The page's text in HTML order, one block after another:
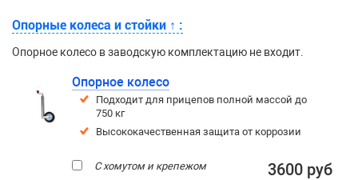
Опорные колеса и стойки ↑ :
Опорное колесо в заводскую комплектацию не входит.
Опорное колесо
Подходит для прицепов полной массой до
750 кг
Высококачественная защита от коррозии
С хомутом и крепежом 3600 руб